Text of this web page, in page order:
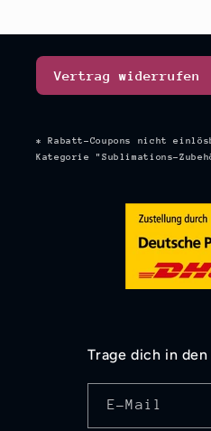
Vertrag widerrufen
* Rabatt-Coupons nicht
Kategorie "Sublimations-
Trage dich in
E-Mail